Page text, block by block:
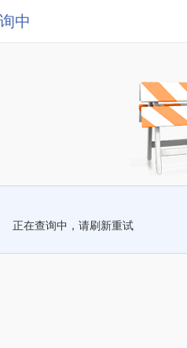
中
正在查询中，请刷新重试